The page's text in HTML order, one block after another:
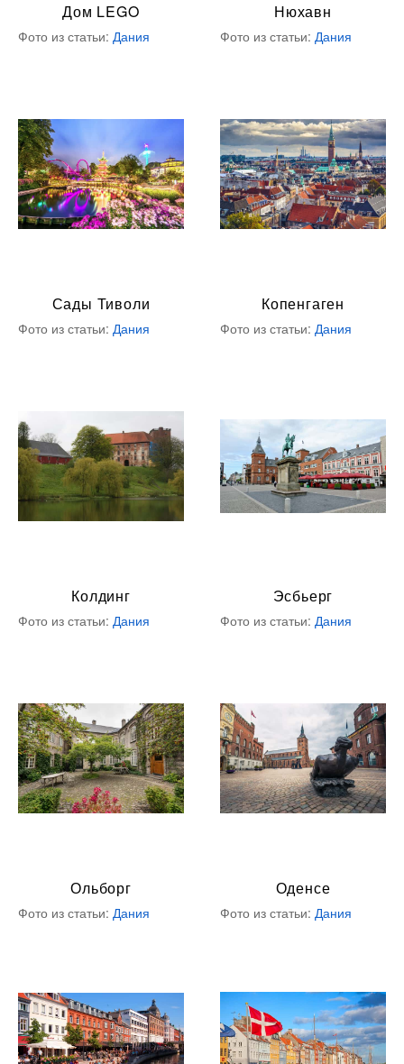
Дом LEGO
Фото из статьи: Дания
Нюхавн
Фото из статьи: Дания
Сады Тиволи
Фото из статьи: Дания
Копенгаген
Фото из статьи: Дания
Колдинг
Фото из статьи: Дания
Эсбьерг
Фото из статьи: Дания
Ольборг
Фото из статьи: Дания
Оденсе
Фото из статьи: Дания